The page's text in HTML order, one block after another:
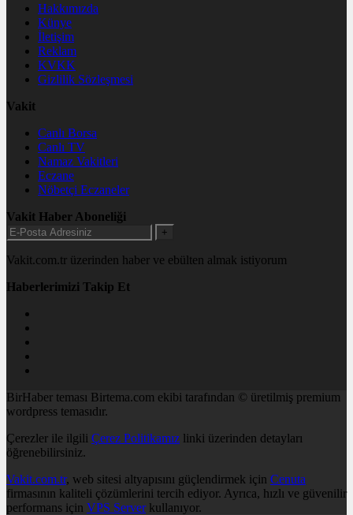
Hakkımızda
Künye
İletişim
Reklam
KVKK
Gizlilik Sözleşmesi
Vakit
Canlı Borsa
Canlı TV
Namaz Vakitleri
Eczane
Nöbetçi Eczaneler
Vakit Haber Aboneliği
+
Vakit.com.tr üzerinden haber ve ebülten almak istiyorum
Haberlerimizi Takip Et
BirHaber teması Birtema.com ekibi tarafından © üretilmiş premium
wordpress temasıdır.
Çerezler ile ilgili Çerez Politikamız linki üzerinden detayları
öğrenebilirsiniz.
Vakit.com.tr, web sitesi altyapısını güçlendirmek için Cenuta
firmasının kaliteli çözümlerini tercih ediyor. Ayrıca, hızlı ve güvenilir
performans için VPS Serverkullanıyor.